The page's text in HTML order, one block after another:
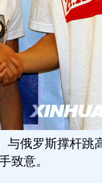
俄罗斯撑杆跳高
致意。